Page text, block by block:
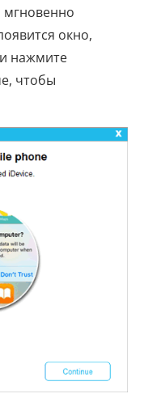
мгновенно
окно,
нажмите
чтобы